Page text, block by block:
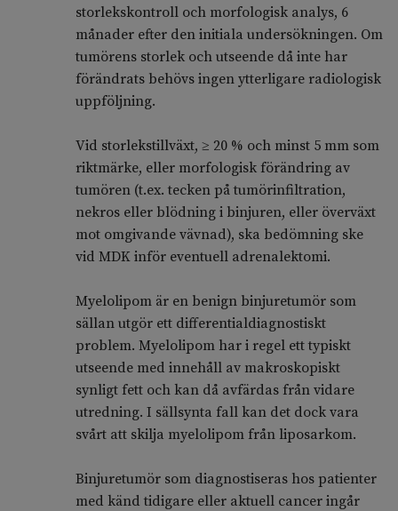
storlekskontroll och morfologisk analys, 6
månader efter den initiala undersökningen. Om
tumörens storlek och utseende då inte har
förändrats behövs ingen ytterligare radiologisk
uppföljning.
Vid storlekstillväxt, ≥ 20 % och minst 5 mm som
riktmärke, eller morfologisk förändring av
tumören (t.ex. tecken på tumörinfiltration,
nekros eller blödning i binjuren, eller överväxt
mot omgivande vävnad), ska bedömning ske
vid MDK inför eventuell adrenalektomi.
Myelolipom är en benign binjuretumör som
sällan utgör ett differentialdiagnostiskt
problem. Myelolipom har i regel ett typiskt
utseende med innehåll av makroskopiskt
synligt fett och kan då avfärdas från vidare
utredning. I sällsynta fall kan det dock vara
svårt att skilja myelolipom från liposarkom.
Binjuretumör som diagnostiseras hos patienter
med känd tidigare eller aktuell cancer ingår